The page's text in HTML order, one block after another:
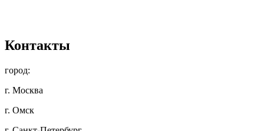
Контакты
город:
г. Москва
г. Омск